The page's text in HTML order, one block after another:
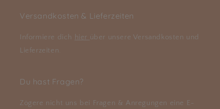
Versandkosten & Lieferzeiten
Informiere dich hier über unsere Versandkosten und
Lieferzeiten.
Du hast Fragen?
Zögere nicht uns bei Fragen & Anregungen eine E-